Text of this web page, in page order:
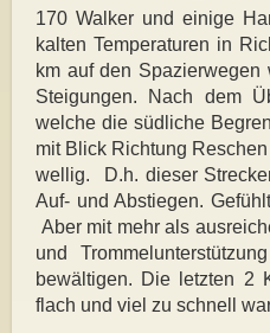
170 Walker und einige
kalten Temperaturen in
km auf den
Steigungen. Nach dem
welche die südliche
mit Blick Richtung
wellig.
D.h. dieser
Auf- und Abstiegen.
Aber mit mehr als
und
bewältigen. Die letzten 2
flach und viel zu schnell